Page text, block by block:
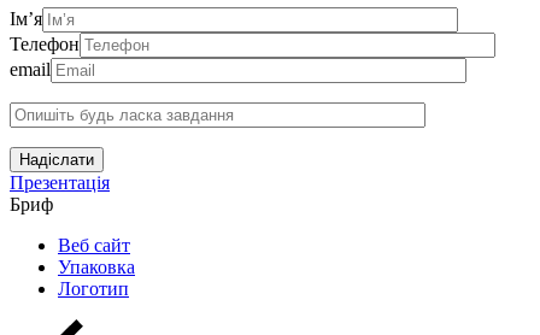
Ім’я
Телефон
email
Надіслати
Презентація
Бриф
Веб сайт
Упаковка
Логотип